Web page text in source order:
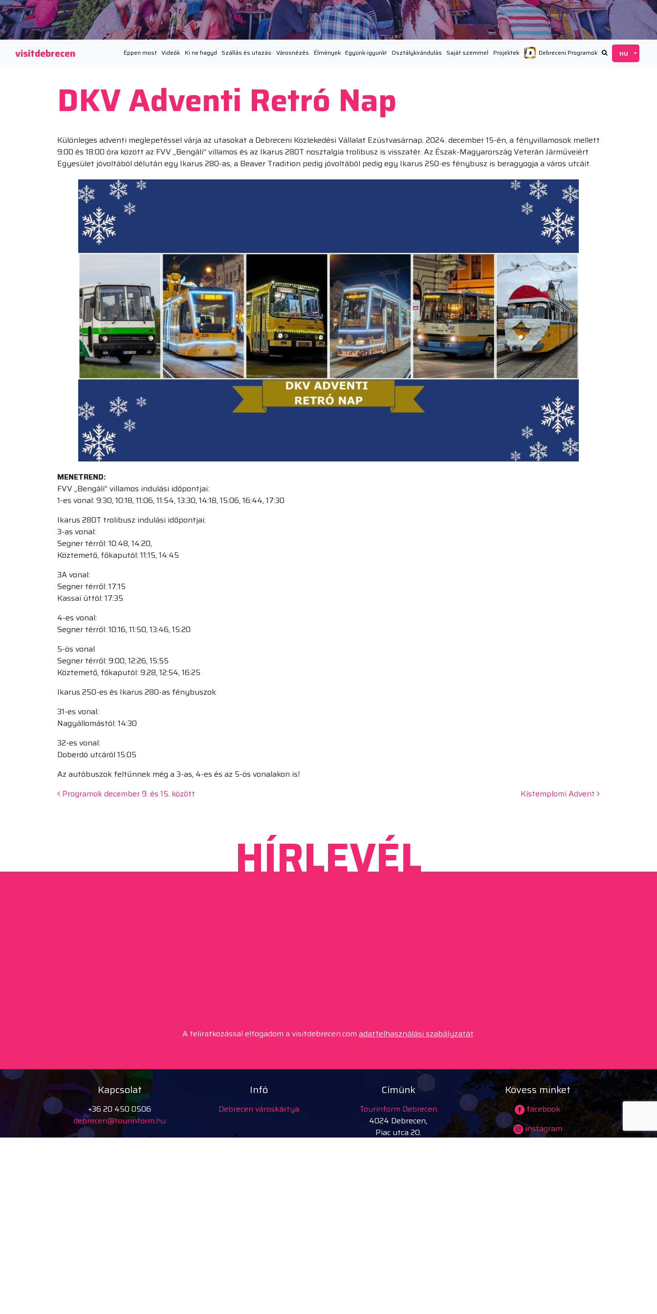
visitdebrecen Éppen most Videók Ki ne hagyd Szállás és utazás Városnézés Élmények Együnk-igyunk! Osztálykirándulás Saját szemmel Projektek Debreceni Programok
DKV Adventi Retró Nap
Különleges adventi meglepetéssel várja az utasokat a Debreceni Közlekedési Vállalat Ezüstvasárnap. 2024. december 15-én, a fényvillamosok mellett
9:00 és 18:00 óra között az FVV „Bengáli” villamos és az Ikarus 280T nosztalgia trolibusz is visszatér. Az Észak-Magyarország Veterán Járműveiért
Egyesület jóvoltából délután egy Ikarus 280-as, a Beaver Tradition pedig jóvoltából pedig egy Ikarus 250-es fénybusz is beragyogja a város utcáit.
MENETREND:
FVV „Bengáli” villamos indulási időpontjai:
1-es vonal: 9:30, 10:18, 11:06, 11:54, 13:30, 14:18, 15:06, 16:44, 17:30
Ikarus 280T trolibusz indulási időpontjai:
3-as vonal:
Segner térről: 10:48, 14:20,
Köztemető, főkaputól: 11:15, 14:45
3A vonal:
Segner térről: 17:15
Kassai úttól: 17:35
4-es vonal:
Segner térről: 10:16, 11:50, 13:46, 15:20
5-ös vonal
Segner térről: 9:00, 12:26, 15:55
Köztemető, főkaputól: 9:28, 12:54, 16:25
Ikarus 250-es és Ikarus 280-as fénybuszok
31-es vonal:
Nagyállomástól: 14:30
32-es vonal:
Doberdó utcáról 15:05
Az autóbuszok feltűnnek még a 3-as, 4-es és az 5-ös vonalakon is!
Beitrags-Navigation
Programok december 9. és 15. között Kistemplomi Advent
HÍRLEVÉL
A feliratkozással elfogadom a visitdebrecen.com adatfelhasználási szabályzatát.
Kapcsolat
+36 20 450 0506
debrecen@tourinform.hu
B2B partnerek
Infó
Debrecen városkártya
Címünk
Tourinform Debrecen
4024 Debrecen,
Piac utca 20.
Kövess minket
facebook
instagram